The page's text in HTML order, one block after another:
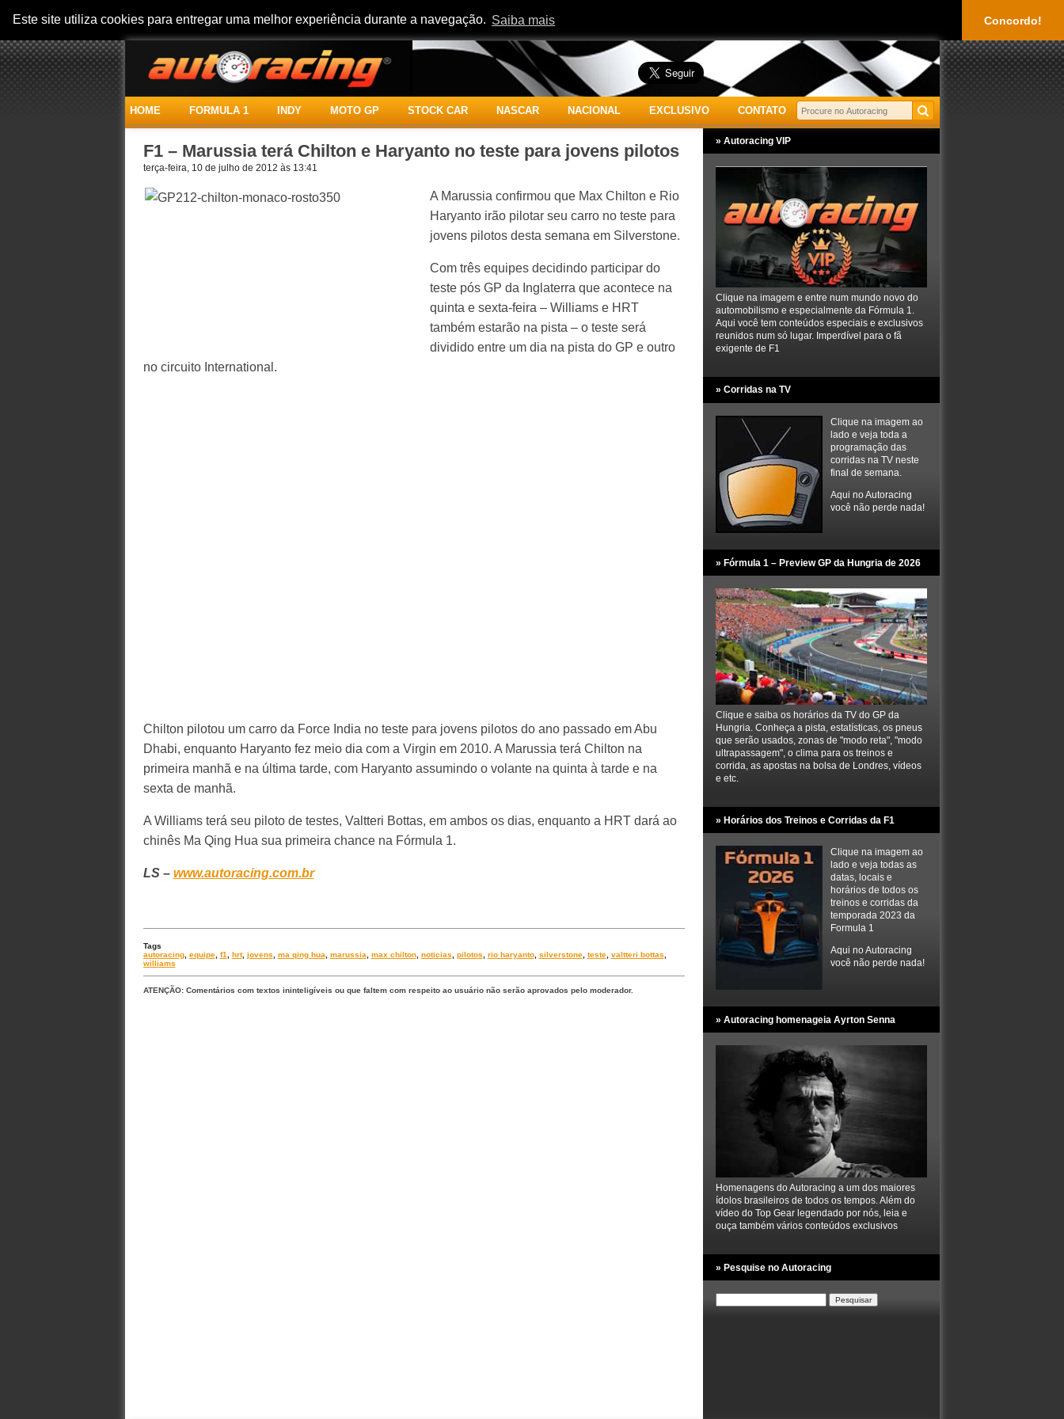
Este site utiliza cookies para entregar uma melhor experiência durante a navegação. Saiba mais Concordo!
HOME FORMULA 1 INDY MOTO GP STOCK CAR NASCAR NACIONAL EXCLUSIVO CONTATO
F1 – Marussia terá Chilton e Haryanto no teste para jovens pilotos
terça-feira, 10 de julho de 2012 às 13:41
A Marussia confirmou que Max Chilton e Rio
Haryanto irão pilotar seu carro no teste para
jovens pilotos desta semana em Silverstone.
Com três equipes decidindo participar do
teste pós GP da Inglaterra que acontece na
quinta e sexta-feira – Williams e HRT
também estarão na pista – o teste será
dividido entre um dia na pista do GP e outro
no circuito International.
Chilton pilotou um carro da Force India no teste para jovens pilotos do ano passado em Abu
Dhabi, enquanto Haryanto fez meio dia com a Virgin em 2010. A Marussia terá Chilton na
primeira manhã e na última tarde, com Haryanto assumindo o volante na quinta à tarde e na
sexta de manhã.
A Williams terá seu piloto de testes, Valtteri Bottas, em ambos os dias, enquanto a HRT dará ao
chinês Ma Qing Hua sua primeira chance na Fórmula 1.
LS – www.autoracing.com.br
Tags
autoracing, equipe, f1 hrt, jovens ma qing hua marussia max chilton, noticias pilotos rio haryanto, silverstone, teste, valtteri bottas
williams
ATENÇÃO: Comentários com textos ininteligíveis ou que faltem com respeito ao usuário não serão aprovados pelo moderador.
» Autoracing VIP
Clique na imagem e entre num mundo novo do
automobilismo e especialmente da Fórmula 1.
Aqui você tem conteúdos especiais e exclusivos
reunidos num só lugar. Imperdível para o fã
exigente de F1
» Corridas na TV
Clique na imagem ao
lado e veja toda a
programação das
corridas na TV neste
final de semana.
Aqui no Autoracing
você não perde nada!
» Fórmula 1 – Preview GP da Hungria de 2026
Clique e saiba os horários da TV do GP da
Hungria. Conheça a pista, estatísticas, os pneus
que serão usados, zonas de "modo reta", "modo
ultrapassagem", o clima para os treinos e
corrida, as apostas na bolsa de Londres, vídeos
e etc.
» Horários dos Treinos e Corridas da F1
Clique na imagem ao
lado e veja todas as
datas, locais e
horários de todos os
treinos e corridas da
temporada 2023 da
Formula 1
Aqui no Autoracing
você não perde nada!
» Autoracing homenageia Ayrton Senna
Homenagens do Autoracing a um dos maiores
ídolos brasileiros de todos os tempos. Além do
vídeo do Top Gear legendado por nós, leia e
ouça também vários conteúdos exclusivos
» Pesquise no Autoracing
por: